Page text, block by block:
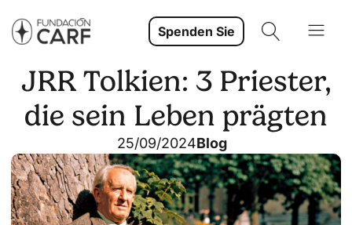
Spenden Sie
JRR Tolkien: 3 Priester,
die sein Leben prägten
25/09/2024Blog